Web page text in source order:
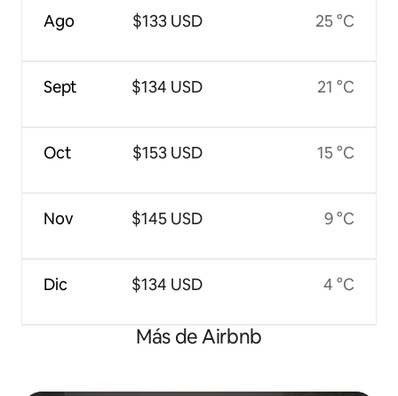
Ago
Sept
Oct
Nov
Dic
$133 USD
$134 USD
$153 USD
$145 USD
$134 USD
25 °C
21 °C
15 °C
9 °C
4 °C
Más de Airbnb